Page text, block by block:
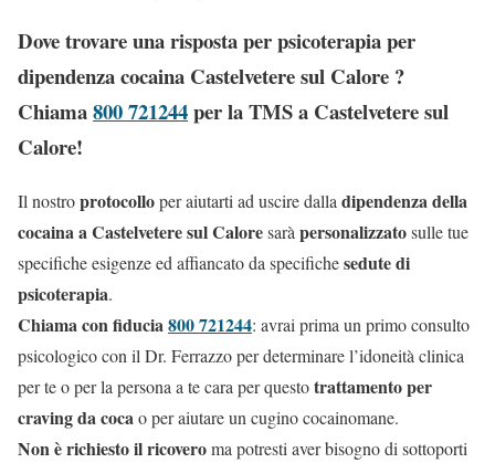
Dove trovare una risposta per psicoterapia per
dipendenza cocaina Castelvetere sul Calore ?
Chiama800 721244per la TMS a Castelvetere sul
Calore!
Il nostroprotocolloper aiutarti ad uscire dalla dipendenza della
cocaina a Castelvetere sul Caloresarà personalizzatosulle tue
specifiche esigenze ed affiancato da specifichesedute di
psicoterapia.
Chiama con fiducia800 721244: avrai prima un primo consulto
psicologico con il Dr. Ferrazzo per determinare l’idoneità clinica
per te o per la persona a te cara per questotrattamento per
craving da cocao per aiutare un cugino cocainomane.
Non è richiesto il ricoveroma potresti aver bisogno di sottoporti